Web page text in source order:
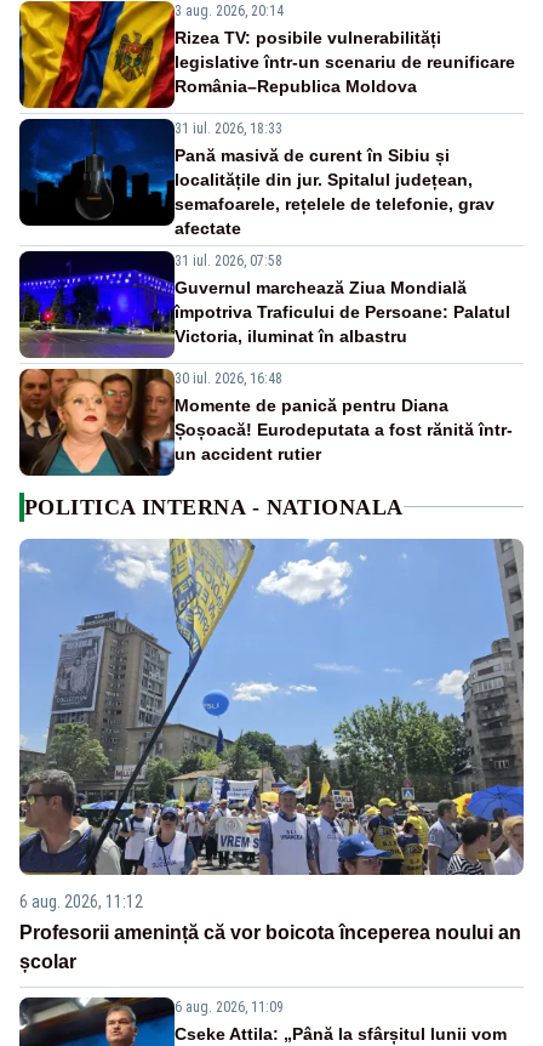
3 aug. 2026, 20:14
Rizea TV: posibile vulnerabilități
legislative într-un scenariu de reunificare
România–Republica Moldova
31 iul. 2026, 18:33
Pană masivă de curent în Sibiu și
localitățile din jur. Spitalul județean,
semafoarele, rețelele de telefonie, grav
afectate
31 iul. 2026, 07:58
Guvernul marchează Ziua Mondială
împotriva Traficului de Persoane: Palatul
Victoria, iluminat în albastru
30 iul. 2026, 16:48
Momente de panică pentru Diana
Șoșoacă! Eurodeputata a fost rănită într-
un accident rutier
POLITICA INTERNA - NATIONALA
6 aug. 2026, 11:12
Profesorii amenință că vor boicota începerea noului an
școlar
6 aug. 2026, 11:09
Cseke Attila: „Până la sfârșitul lunii vom